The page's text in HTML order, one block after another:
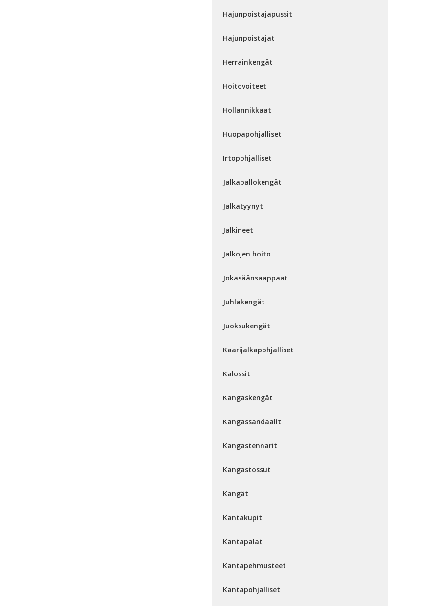
Hajunpoistajapussit
Hajunpoistajat
Herrainkengät
Hoitovoiteet
Hollannikkaat
Huopapohjalliset
Irtopohjalliset
Jalkapallokengät
Jalkatyynyt
Jalkineet
Jalkojen hoito
Jokasäänsaappaat
Juhlakengät
Juoksukengät
Kaarijalkapohjalliset
Kalossit
Kangaskengät
Kangassandaalit
Kangastennarit
Kangastossut
Kangät
Kantakupit
Kantapalat
Kantapehmusteet
Kantapohjalliset